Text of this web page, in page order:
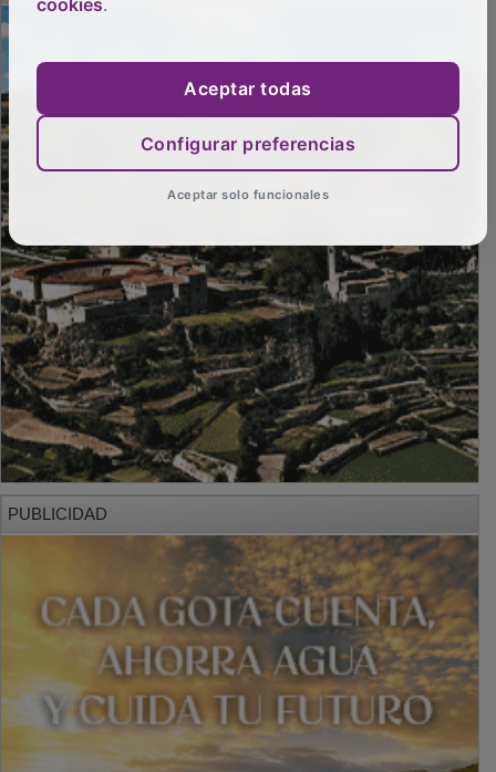
PUBLICIDAD
cookies.
Aceptar todas
Configurar preferencias
Aceptar solo funcionales